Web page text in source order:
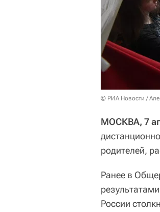
© РИА Новости /
МОСКВА, 7
родителей,
Ранее в
России